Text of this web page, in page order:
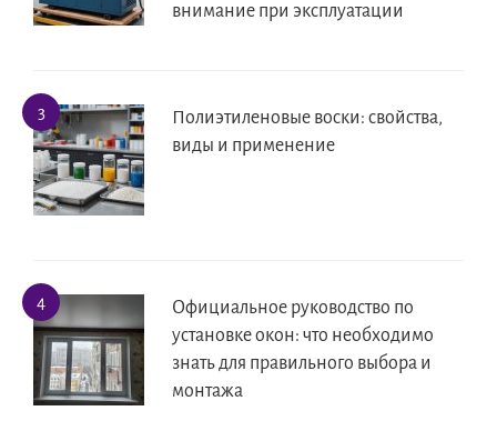
внимание при эксплуатации
Полиэтиленовые воски: свойства,
виды и применение
Официальное руководство по
установке окон: что необходимо
знать для правильного выбора и
монтажа